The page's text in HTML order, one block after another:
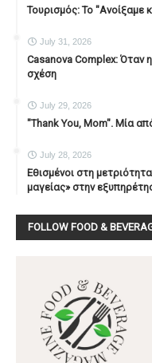
Τουρισμός: Το "Ανοίξαμε
July 31, 2026
Casanova Complex: Όταν
σχέση
July 29, 2026
"Thank You, Mοm". Μία
July 28, 2026
Εθισμένοι στη
μαγείας» στην
FOLLOW FOOD &